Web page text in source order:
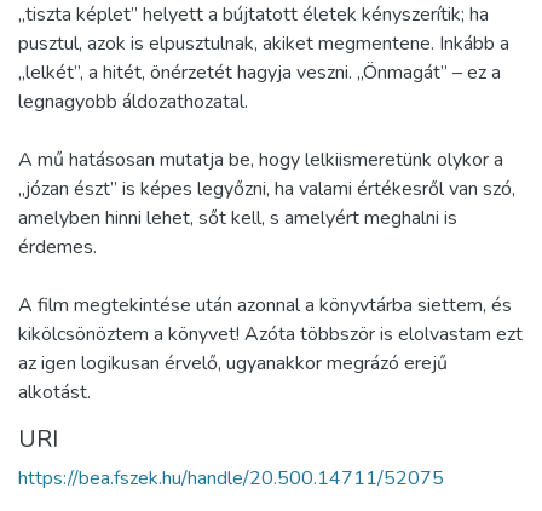
„tiszta képlet” helyett a bújtatott életek kényszerítik; ha
pusztul, azok is elpusztulnak, akiket megmentene. Inkább a
„lelkét”, a hitét, önérzetét hagyja veszni. „Önmagát” – ez a
legnagyobb áldozathozatal.
A mű hatásosan mutatja be, hogy lelkiismeretünk olykor a
„józan észt” is képes legyőzni, ha valami értékesről van szó,
amelyben hinni lehet, sőt kell, s amelyért meghalni is
érdemes.
A film megtekintése után azonnal a könyvtárba siettem, és
kikölcsönöztem a könyvet! Azóta többször is elolvastam ezt
az igen logikusan érvelő, ugyanakkor megrázó erejű
alkotást.
URI
https://bea.fszek.hu/handle/20.500.14711/52075